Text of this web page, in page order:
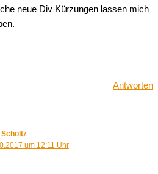
neue Div Kürzungen lassen mich
Antworten
Scholtz
um 12:11 Uhr